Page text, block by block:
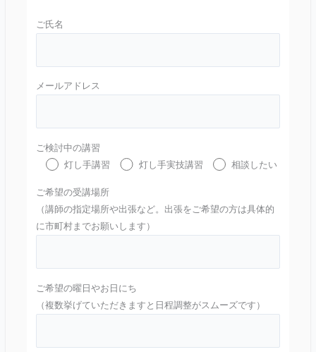
ご氏名
メールアドレス
ご検討中の講習
灯し手講習
灯し手実技講習 相談したい
ご希望の受講場所
（講師の指定場所や出張など。出張をご希望の方は具体的
に市町村までお願いします）
ご希望の曜日やお日にち
（複数挙げていただきますと日程調整がスムーズです）